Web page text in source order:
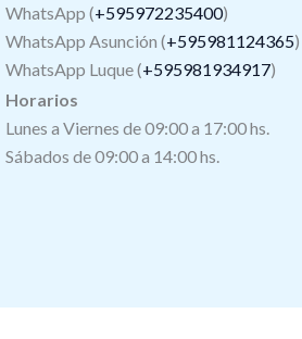
WhatsApp (+595972235400)
WhatsApp Asunción (+595981124365)
WhatsApp Luque (+595981934917)
Horarios
Lunes a Viernes de 09:00 a 17:00 hs.
Sábados de 09:00 a 14:00 hs.